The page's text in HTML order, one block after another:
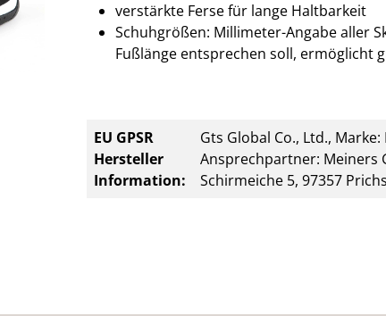
verstärkte Ferse für lange Haltbarkeit
Schuhgrößen: Millimeter-Angabe aller
Fußlänge entsprechen soll, ermöglicht
EU GPSR
Hersteller
Information:
Gts Global Co., Ltd.,
Ansprechpartner: Meiners
Schirmeiche 5, 97357